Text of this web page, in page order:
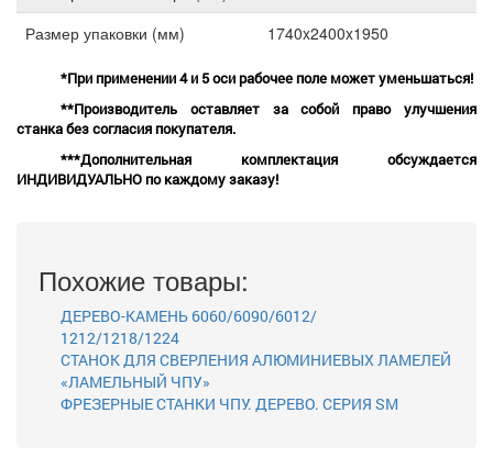
Размер упаковки (мм)
1740x2400x1950
*При применении 4 и 5 оси рабочее поле может уменьшаться!
**Производитель оставляет за собой право улучшения
станка без согласия покупателя.
***Дополнительная комплектация обсуждается
ИНДИВИДУАЛЬНО по каждому заказу!
Похожие товары:
ДЕРЕВО-КАМЕНЬ 6060/6090/6012/
1212/1218/1224
СТАНОК ДЛЯ СВЕРЛЕНИЯ АЛЮМИНИЕВЫХ ЛАМЕЛЕЙ
«ЛАМЕЛЬНЫЙ ЧПУ»
ФРЕЗЕРНЫЕ СТАНКИ ЧПУ. ДЕРЕВО. СЕРИЯ SM